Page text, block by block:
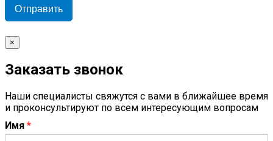
Отправить
×
Заказать звонок
Наши специалисты свяжутся с вами в ближайшее время
и проконсультируют по всем интересующим вопросам
Имя *